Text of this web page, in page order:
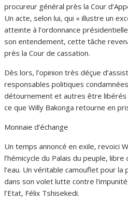
procureur général près la Cour
Un acte, selon lui, qui « illustre un
atteinte à l’ordonnance
son entendement, cette tâche
près la Cour de cassation.
Dès lors, l’opinion très déçue
responsables politiques
détournement et autres être libérés
ce que Willy Bakonga retourne en
Monnaie d’échange
Un temps annoncé en exile, revoici
l’hémicycle du Palais du peuple,
l’eau. Un véritable camouflet pour
dans son volet lutte contre
l’Etat, Félix Tshisekedi.